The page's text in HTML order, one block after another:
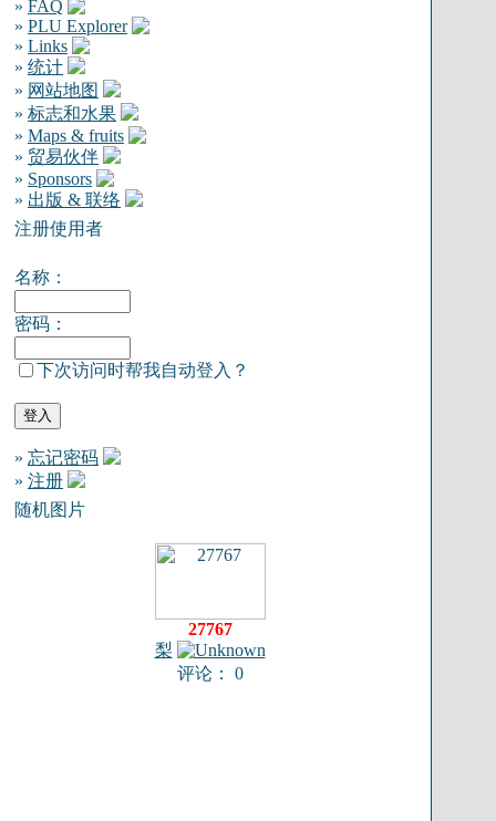
» FAQ
» PLU Explorer
» Links
» 统计
» 网站地图
» 标志和水果
» Maps & fruits
» 贸易伙伴
» Sponsors
» 出版 & 联络
注册使用者
名称：
密码：
下次访问时帮我自动登入？
» 忘记密码
» 注册
随机图片
27767
梨
评论： 0